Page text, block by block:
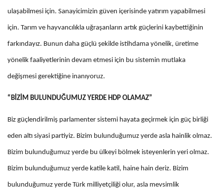
ulaşabilmesi için. Sanayicimizin güven içerisinde yatırım yapabilmesi
için. Tarım ve hayvancılıkla uğraşanların artık güçlerini kaybettiğinin
farkındayız. Bunun daha güçlü şekilde istihdama yönelik, üretime
yönelik faaliyetlerinin devam etmesi için bu sistemin mutlaka
değişmesi gerektiğine inanıyoruz.
“BİZİM BULUNDUĞUMUZ YERDE HDP OLAMAZ”
Biz güçlendirilmiş parlamenter sistemi hayata geçirmek için güç birliği
eden altı siyasi partiyiz. Bizim bulunduğumuz yerde asla hainlik olmaz.
Bizim bulunduğumuz yerde bu ülkeyi bölmek isteyenlerin yeri olmaz.
Bizim bulunduğumuz yerde katile katil, haine hain deriz. Bizim
bulunduğumuz yerde Türk milliyetçiliği olur, asla mevsimlik